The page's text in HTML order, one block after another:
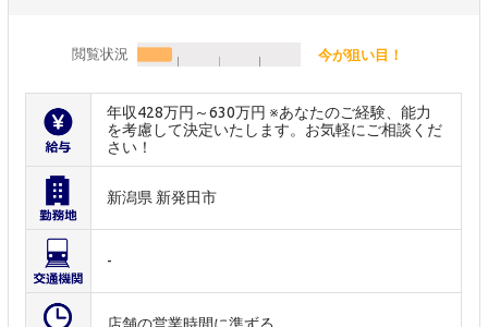
閲覧状況 今が狙い目！
年収428万円～630万円 ※あなたのご経験、能力
を考慮して決定いたします。お気軽にご相談くだ
さい！
新潟県 新発田市
-